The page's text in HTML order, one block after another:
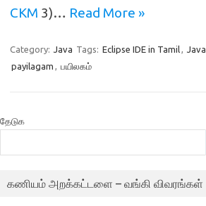
CKM 3)… Read More »
Category: Java Tags: Eclipse IDE in Tamil, Java
payilagam , பயிலகம்
தேடுக
கணியம் அறக்கட்டளை – வங்கி விவரங்கள்